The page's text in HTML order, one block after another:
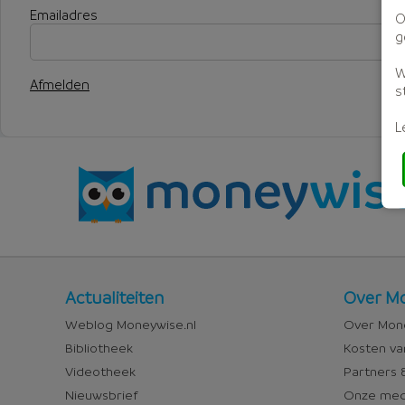
Emailadres
Afmelden
Nieuws
en
media
Actualiteiten
Weblog Moneywise.nl
Bibliotheek
Videotheek
Nieuwsbrief
Over
Over
Over
Kosten
Partners
Onze